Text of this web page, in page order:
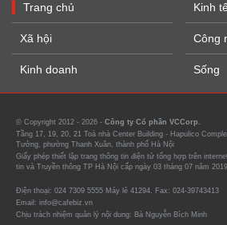
Trang chủ
Xã hội
Kinh doanh
Kinh
Công
Sống
© Copyright 2012 - 2026 - Công ty Cổ phần VCCorp.
Tầng 17, 19, 20, 21 Toà nhà Center Building - Hapulico
Tưởng, phường Thanh Xuân, thành phố Hà Nội
Giấy phép thiết lập trang thông tin điện tử tổng hợp trên
tin và Truyền thông TP Hà Nội cấp ngày 03 tháng 07 năm
Điện thoại: 024 7309 5555 Máy lẻ 41294. Fax: 024-39743413
Email: info@cafebiz.vn
Chịu trách nhiệm quản lý nội dung: Bà Nguyễn Bích Minh